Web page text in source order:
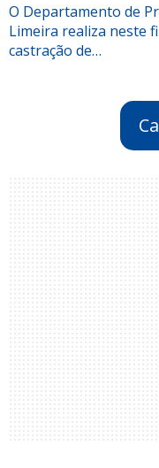
O Departamento de
Limeira realiza neste
castração de…